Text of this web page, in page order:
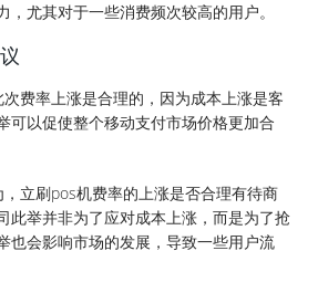
，尤其对于一些消费频次较高的用户。
费率上涨是合理的，因为成本上涨是客
可以促使整个移动支付市场价格更加合
立刷pos机费率的上涨是否合理有待商
此举并非为了应对成本上涨，而是为了抢
也会影响市场的发展，导致一些用户流